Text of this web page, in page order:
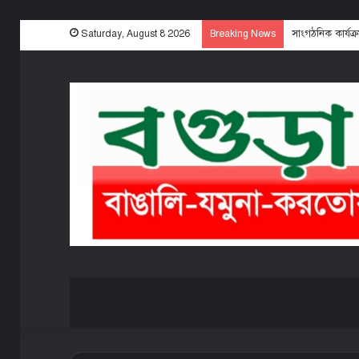
Saturday, August 8 2026 Breaking News সাংগঠনিক